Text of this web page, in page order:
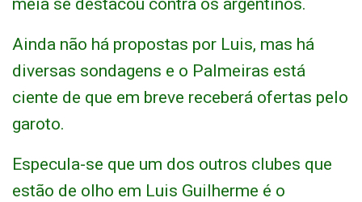
meia se destacou contra os argentinos.
Ainda não há propostas por Luis, mas há
diversas sondagens e o Palmeiras está
ciente de que em breve receberá ofertas pelo
garoto.
Especula-se que um dos outros clubes que
estão de olho em Luis Guilherme é o